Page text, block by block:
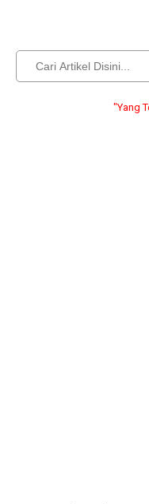
"Yang Tertulis